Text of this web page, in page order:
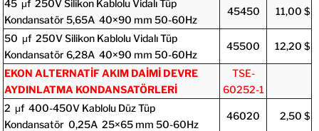
45 μf 250V Silikon Kablolu Vidalı Tüp
Kondansatör 5,65A 40×90 mm 50-60Hz
45450 11,00 $
50 μf 250V Silikon Kablolu Vidalı Tüp
Kondansatör 6,28A 40×90 mm 50-60Hz
45500 12,20 $
EKON ALTERNATİF AKIM DAİMİ DEVRE
AYDINLATMA KONDANSATÖRLERİ
TSE-
60252-1
2 μf 400-450V Kablolu Düz Tüp
Kondansatör 0,25A 25×65 mm 50-60Hz
46020 2,50 $